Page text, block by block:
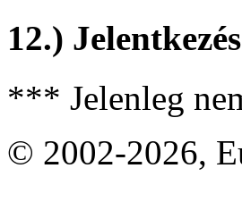
12.) Jelentkezés
*** Jelenleg
© 2002-2026,